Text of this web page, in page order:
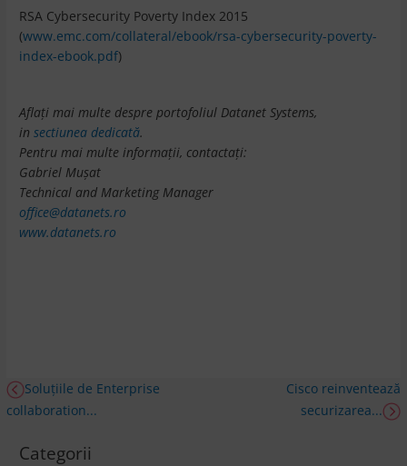
RSA Cybersecurity Poverty Index 2015
(www.emc.com/collateral/ebook/rsa-cybersecurity-poverty-
index-ebook.pdf)
Aflați mai multe despre portofoliul Datanet Systems,
insectiunea dedicată.
Pentru mai multe informații, contactați:
Gabriel Mușat
Technical and Marketing Manager
office@datanets.ro
www.datanets.ro
Soluțiile de Enterprise
collaboration...
Cisco reinventează
securizarea...
Categorii